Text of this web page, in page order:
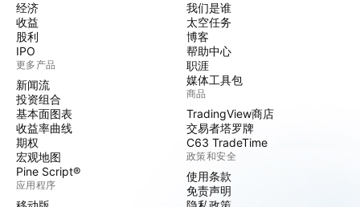
经济
收益
股利
IPO
更多产品
新闻流
投资组合
基本面图表
收益率曲线
期权
宏观地图
Pine Script®
应用程序
我们是谁
太空任务
博客
帮助中心
职涯
媒体工具包
商品
TradingView商店
交易者塔罗牌
C63 TradeTime
政策和安全
使用条款
免责声明